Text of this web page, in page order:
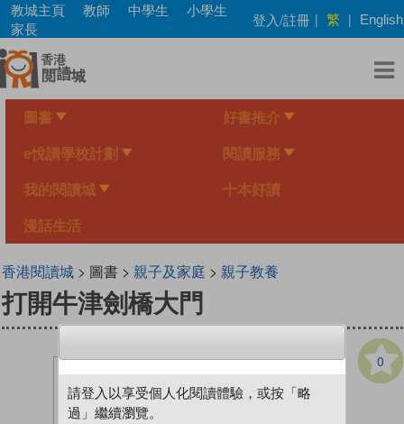
Skip
main
content
教城主頁 教師 中學生
小學生
家長
登入/註冊 | 繁 | English
圖書 好書推介
e悅讀學校計劃 閱讀服務
我的閱讀城 十本好讀
漫話生活
香港閱讀城> 圖書 > 親子及家庭 > 親子教養
打開牛津劍橋大門
0
請登入以享受個人化閱讀體驗，或按「略
過」繼續瀏覽。